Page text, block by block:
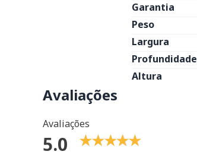
Garantia
Peso
Largura
Profundidade
Altura
Avaliações
Avaliações
5.0